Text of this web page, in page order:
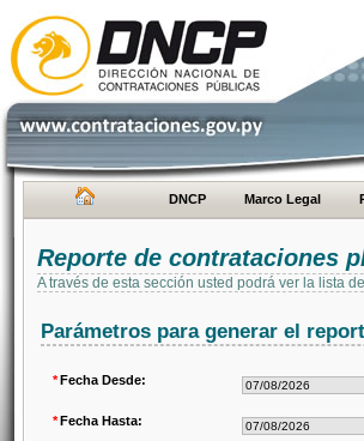
DNCP Marco Legal
Reporte de contrataciones
A través de esta sección usted podrá ver la lista
Parámetros para generar el
*Fecha Desde:
*Fecha Hasta: